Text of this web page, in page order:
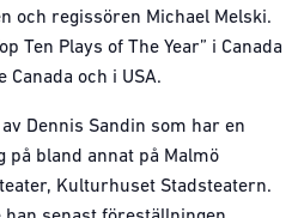
och regissören Michael Melski.
Ten Plays of The Year” i Canada
och i USA.
Dennis Sandin som har en
på bland annat på Malmö
Kulturhuset Stadsteatern.